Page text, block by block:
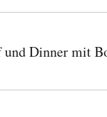
Dinner mit